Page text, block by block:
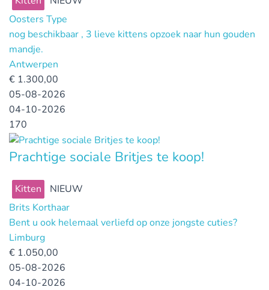
Oosters Type
nog beschikbaar , 3 lieve kittens opzoek naar hun gouden
mandje.
Antwerpen
€ 1.300,00
05-08-2026
04-10-2026
170
Prachtige sociale Britjes te koop!
Kitten
NIEUW
Brits Korthaar
Bent u ook helemaal verliefd op onze jongste cuties?
Limburg
€ 1.050,00
05-08-2026
04-10-2026